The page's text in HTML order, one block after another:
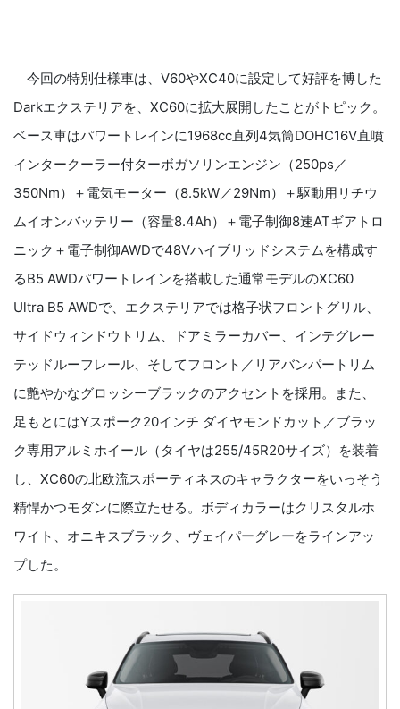
今回の特別仕様車は、V60やXC40に設定して好評を博した
Darkエクステリアを、XC60に拡大展開したことがトピック。
ベース車はパワートレインに1968cc直列4気筒DOHC16V直噴
インタークーラー付ターボガソリンエンジン（250ps／
350Nm）＋電気モーター（8.5kW／29Nm）＋駆動用リチウ
ムイオンバッテリー（容量8.4Ah）＋電子制御8速ATギアトロ
ニック＋電子制御AWDで48Vハイブリッドシステムを構成す
るB5 AWDパワートレインを搭載した通常モデルのXC60
Ultra B5 AWDで、エクステリアでは格子状フロントグリル、
サイドウィンドウトリム、ドアミラーカバー、インテグレー
テッドルーフレール、そしてフロント／リアバンパートリム
に艶やかなグロッシーブラックのアクセントを採用。また、
足もとにはYスポーク20インチ ダイヤモンドカット／ブラッ
ク専用アルミホイール（タイヤは255/45R20サイズ）を装着
し、XC60の北欧流スポーティネスのキャラクターをいっそう
精悍かつモダンに際立たせる。ボディカラーはクリスタルホ
ワイト、オニキスブラック、ヴェイパーグレーをラインアッ
プした。